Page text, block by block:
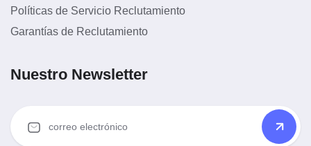
Políticas de Servicio Reclutamiento
Garantías de Reclutamiento
Nuestro Newsletter